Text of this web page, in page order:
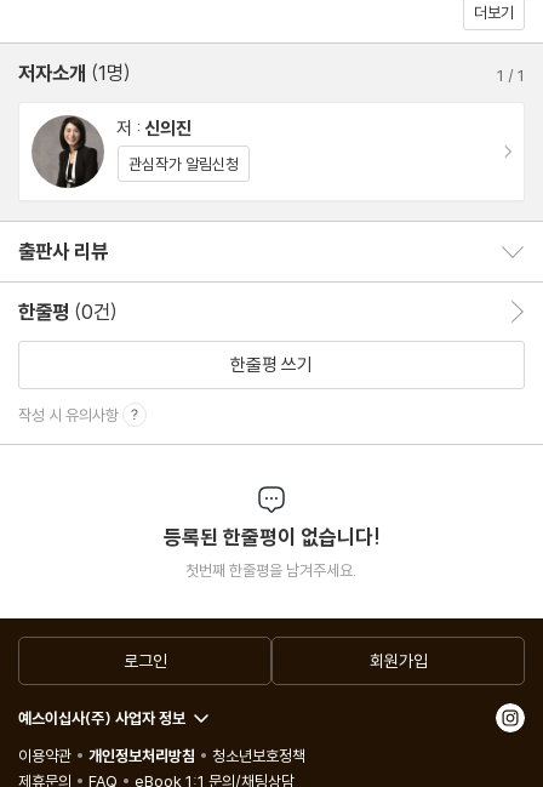
나를 행복하게 하는 좋은 경험을 늘려 나가라
그때그때 상황에 맞는 최선을 선택하라
당신은 충분히 잘하고 있다
Chapter 2. 아이가 아픈 것은 결코 당신 때문이 아니다
아이가 아픈 것은 당신 때문이 아니다
집에 들어가는 순간 on/off 스위치를 바꿔라
일부러라도 아파 보아라
결코 남편을 방관자로 만들지 마라
직장에서는 철저히 직장의 룰에 따라라
Chapter 3. 세상을 내 편으로 만드는 6단계 자기 혁명
너무 앞서서 걱정하지 마라 - 불안 다루기
나쁜 기분에서 빨리 벗어나라 - 감정을 조절하는 법
답이 보이지 않을 때는 일단 버텨라 - 버틸 때 필요한 시간 관리법
나만 아프고, 나만 힘들다고 생각하지 마라
날마다 새로워지는 나를 만나라
더보기
저자소개 (1명) 1 /1
저 : 신의진
관심작가 알림신청
출판사 리뷰
한줄평 (0건)
한줄평 쓰기
작성 시 유의사항
등록된 한줄평이 없습니다!
첫번째 한줄평을 남겨주세요.
로그인 회원가입
예스이십사(주) 사업자 정보
이용약관
개인정보처리방침
청소년보호정책
제휴문의
FAQ eBook 1:1 문의/채팅상담